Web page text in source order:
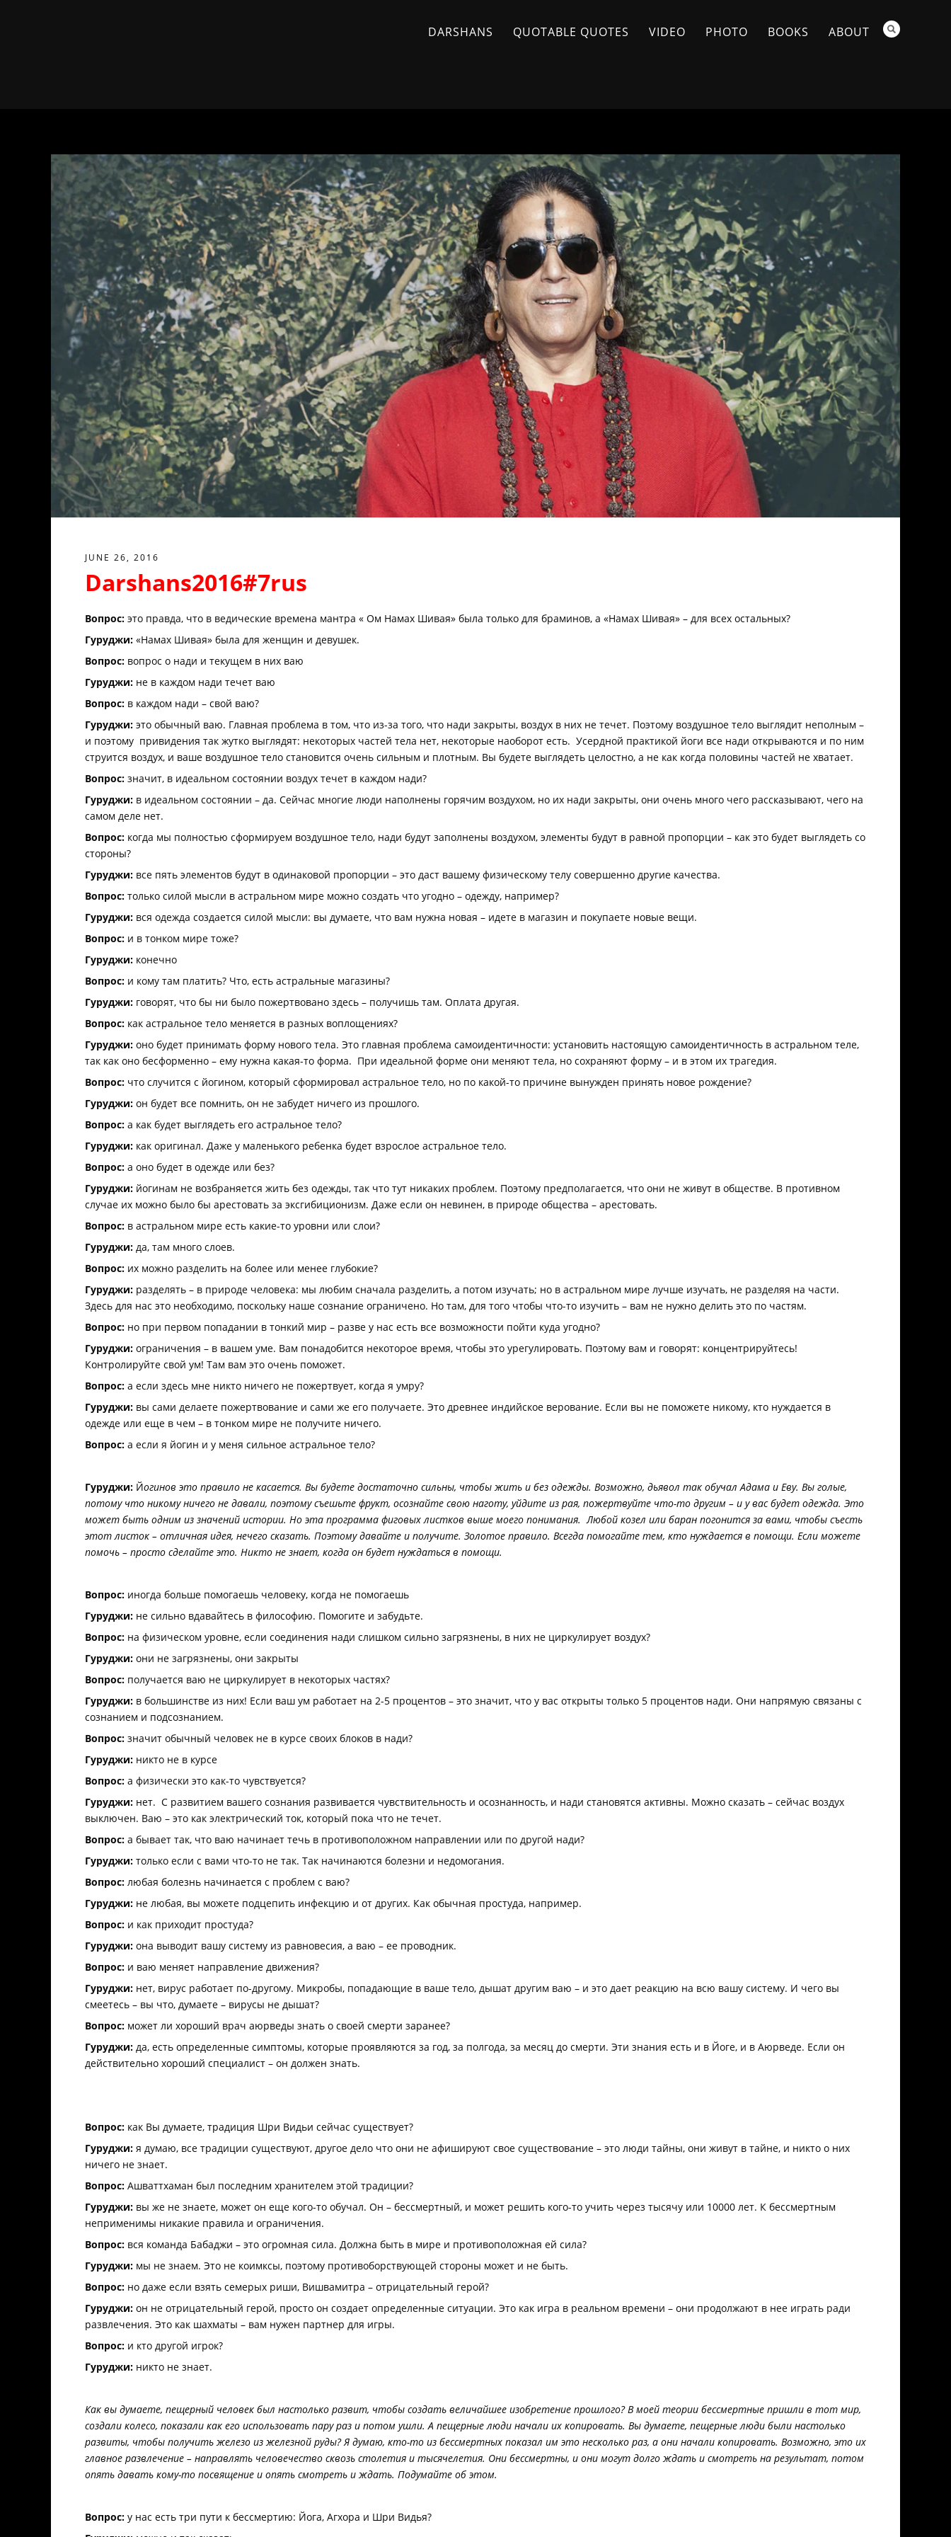
DARSHANS QUOTABLE QUOTES VIDEO PHOTO BOOKS ABOUT
JUNE 26, 2016
Darshans2016#7rus
Вопрос: это правда, что в ведические времена мантра « Ом Намах Шивая» была только для браминов, а «Намах Шивая» – для всех остальных?
Гуруджи: «Намах Шивая» была для женщин и девушек.
Вопрос: вопрос о нади и текущем в них ваю
Гуруджи: не в каждом нади течет ваю
Вопрос: в каждом нади – свой ваю?
Гуруджи: это обычный ваю. Главная проблема в том, что из-за того, что нади закрыты, воздух в них не течет. Поэтому воздушное тело выглядит неполным –
и поэтому привидения так жутко выглядят: некоторых частей тела нет, некоторые наоборот есть. Усердной практикой йоги все нади открываются и по ним
струится воздух, и ваше воздушное тело становится очень сильным и плотным. Вы будете выглядеть целостно, а не как когда половины частей не хватает.
Вопрос: значит, в идеальном состоянии воздух течет в каждом нади?
Гуруджи: в идеальном состоянии – да. Сейчас многие люди наполнены горячим воздухом, но их нади закрыты, они очень много чего рассказывают, чего на
самом деле нет.
Вопрос: когда мы полностью сформируем воздушное тело, нади будут заполнены воздухом, элементы будут в равной пропорции – как это будет выглядеть со
стороны?
Гуруджи: все пять элементов будут в одинаковой пропорции – это даст вашему физическому телу совершенно другие качества.
Вопрос: только силой мысли в астральном мире можно создать что угодно – одежду, например?
Гуруджи: вся одежда создается силой мысли: вы думаете, что вам нужна новая – идете в магазин и покупаете новые вещи.
Вопрос: и в тонком мире тоже?
Гуруджи: конечно
Вопрос: и кому там платить? Что, есть астральные магазины?
Гуруджи: говорят, что бы ни было пожертвовано здесь – получишь там. Оплата другая.
Вопрос: как астральное тело меняется в разных воплощениях?
Гуруджи: оно будет принимать форму нового тела. Это главная проблема самоидентичности: установить настоящую самоидентичность в астральном теле,
так как оно бесформенно – ему нужна какая-то форма. При идеальной форме они меняют тела, но сохраняют форму – и в этом их трагедия.
Вопрос: что случится с йогином, который сформировал астральное тело, но по какой-то причине вынужден принять новое рождение?
Гуруджи: он будет все помнить, он не забудет ничего из прошлого.
Вопрос: а как будет выглядеть его астральное тело?
Гуруджи: как оригинал. Даже у маленького ребенка будет взрослое астральное тело.
Вопрос: а оно будет в одежде или без?
Гуруджи: йогинам не возбраняется жить без одежды, так что тут никаких проблем. Поэтому предполагается, что они не живут в обществе. В противном
случае их можно было бы арестовать за эксгибиционизм. Даже если он невинен, в природе общества – арестовать.
Вопрос: в астральном мире есть какие-то уровни или слои?
Гуруджи: да, там много слоев.
Вопрос: их можно разделить на более или менее глубокие?
Гуруджи: разделять – в природе человека: мы любим сначала разделить, а потом изучать; но в астральном мире лучше изучать, не разделяя на части.
Здесь для нас это необходимо, поскольку наше сознание ограничено. Но там, для того чтобы что-то изучить – вам не нужно делить это по частям.
Вопрос: но при первом попадании в тонкий мир – разве у нас есть все возможности пойти куда угодно?
Гуруджи: ограничения – в вашем уме. Вам понадобится некоторое время, чтобы это урегулировать. Поэтому вам и говорят: концентрируйтесь!
Контролируйте свой ум! Там вам это очень поможет.
Вопрос: а если здесь мне никто ничего не пожертвует, когда я умру?
Гуруджи: вы сами делаете пожертвование и сами же его получаете. Это древнее индийское верование. Если вы не поможете никому, кто нуждается в
одежде или еще в чем – в тонком мире не получите ничего.
Вопрос: а если я йогин и у меня сильное астральное тело?
Гуруджи: Йогинов это правило не касается. Вы будете достаточно сильны, чтобы жить и без одежды. Возможно, дьявол так обучал Адама и Еву. Вы голые,
потому что никому ничего не давали, поэтому съешьте фрукт, осознайте свою наготу, уйдите из рая, пожертвуйте что-то другим – и у вас будет одежда. Это
может быть одним из значений истории. Но эта программа фиговых листков выше моего понимания. Любой козел или баран погонится за вами, чтобы съесть
этот листок – отличная идея, нечего сказать. Поэтому давайте и получите. Золотое правило. Всегда помогайте тем, кто нуждается в помощи. Если можете
помочь – просто сделайте это. Никто не знает, когда он будет нуждаться в помощи.
Вопрос: иногда больше помогаешь человеку, когда не помогаешь
Гуруджи: не сильно вдавайтесь в философию. Помогите и забудьте.
Вопрос: на физическом уровне, если соединения нади слишком сильно загрязнены, в них не циркулирует воздух?
Гуруджи: они не загрязнены, они закрыты
Вопрос: получается ваю не циркулирует в некоторых частях?
Гуруджи: в большинстве из них! Если ваш ум работает на 2-5 процентов – это значит, что у вас открыты только 5 процентов нади. Они напрямую связаны с
сознанием и подсознанием.
Вопрос: значит обычный человек не в курсе своих блоков в нади?
Гуруджи: никто не в курсе
Вопрос: а физически это как-то чувствуется?
Гуруджи: нет. С развитием вашего сознания развивается чувствительность и осознанность, и нади становятся активны. Можно сказать – сейчас воздух
выключен. Ваю – это как электрический ток, который пока что не течет.
Вопрос: а бывает так, что ваю начинает течь в противоположном направлении или по другой нади?
Гуруджи: только если с вами что-то не так. Так начинаются болезни и недомогания.
Вопрос: любая болезнь начинается с проблем с ваю?
Гуруджи: не любая, вы можете подцепить инфекцию и от других. Как обычная простуда, например.
Вопрос: и как приходит простуда?
Гуруджи: она выводит вашу систему из равновесия, а ваю – ее проводник.
Вопрос: и ваю меняет направление движения?
Гуруджи: нет, вирус работает по-другому. Микробы, попадающие в ваше тело, дышат другим ваю – и это дает реакцию на всю вашу систему. И чего вы
смеетесь – вы что, думаете – вирусы не дышат?
Вопрос: может ли хороший врач аюрведы знать о своей смерти заранее?
Гуруджи: да, есть определенные симптомы, которые проявляются за год, за полгода, за месяц до смерти. Эти знания есть и в Йоге, и в Аюрведе. Если он
действительно хороший специалист – он должен знать.
Вопрос: как Вы думаете, традиция Шри Видьи сейчас существует?
Гуруджи: я думаю, все традиции существуют, другое дело что они не афишируют свое существование – это люди тайны, они живут в тайне, и никто о них
ничего не знает.
Вопрос: Ашваттхаман был последним хранителем этой традиции?
Гуруджи: вы же не знаете, может он еще кого-то обучал. Он – бессмертный, и может решить кого-то учить через тысячу или 10000 лет. К бессмертным
неприменимы никакие правила и ограничения.
Вопрос: вся команда Бабаджи – это огромная сила. Должна быть в мире и противоположная ей сила?
Гуруджи: мы не знаем. Это не коимксы, поэтому противоборствующей стороны может и не быть.
Вопрос: но даже если взять семерых риши, Вишвамитра – отрицательный герой?
Гуруджи: он не отрицательный герой, просто он создает определенные ситуации. Это как игра в реальном времени – они продолжают в нее играть ради
развлечения. Это как шахматы – вам нужен партнер для игры.
Вопрос: и кто другой игрок?
Гуруджи: никто не знает.
Как вы думаете, пещерный человек был настолько развит, чтобы создать величайшее изобретение прошлого? В моей теории бессмертные пришли в тот мир,
создали колесо, показали как его использовать пару раз и потом ушли. А пещерные люди начали их копировать. Вы думаете, пещерные люди были настолько
развиты, чтобы получить железо из железной руды? Я думаю, кто-то из бессмертных показал им это несколько раз, а они начали копировать. Возможно, это их
главное развлечение – направлять человечество сквозь столетия и тысячелетия. Они бессмертны, и они могут долго ждать и смотреть на результат, потом
опять давать кому-то посвящение и опять смотреть и ждать. Подумайте об этом.
Вопрос: у нас есть три пути к бессмертию: Йога, Агхора и Шри Видья?